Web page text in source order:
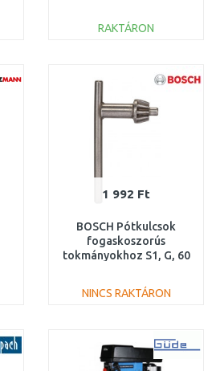
RAKTÁRON
Összehasonlítás
1 992 Ft
BOSCH Pótkulcsok
fogaskoszorús
tokmányokhoz S1, G, 60
1607950028
NINCS RAKTÁRON
Összehasonlítás